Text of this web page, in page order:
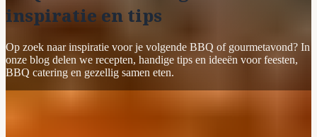
inspiratie en tips
Op zoek naar inspiratie voor je volgende BBQ of gourmetavond? In
onze blog delen we recepten, handige tips en ideeën voor feesten,
BBQ catering en gezellig samen eten.